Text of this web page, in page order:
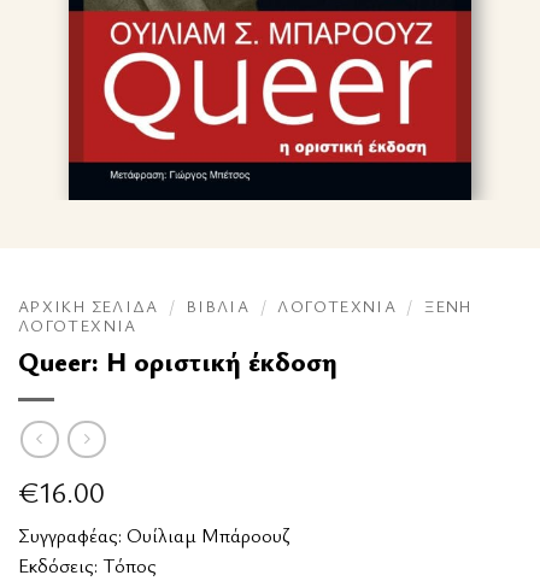
ΑΡΧΙΚΉ ΣΕΛΊΔΑ / ΒΙΒΛΊΑ / ΛΟΓΟΤΕΧΝΊΑ / ΞΈΝΗ
ΛΟΓΟΤΕΧΝΊΑ
Queer: Η οριστική έκδοση
€16.00
Συγγραφέας: Ουίλιαμ Μπάροουζ
Εκδόσεις: Τόπος